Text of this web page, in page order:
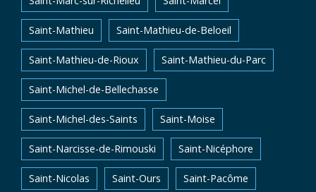
Saint-Mathieu Saint-Mathieu-de-Beloeil
Saint-Mathieu-de-Rioux Saint-Mathieu-du-Parc
Saint-Michel-de-Bellechasse
Saint-Michel-des-Saints Saint-Moise
Saint-Narcisse-de-Rimouski Saint-Nicéphore
Saint-Nicolas Saint-Ours Saint-Pacôme